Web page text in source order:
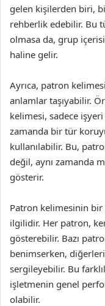
gelen kişilerden biri,
rehberlik edebilir. Bu
olmasa da, grup
haline gelir.
Ayrıca, patron
anlamlar taşıyabilir.
kelimesi, sadece
zamanda bir tür
kullanılabilir. Bu,
değil, aynı zamanda
gösterir.
Patron kelimesinin
ilgilidir. Her patron,
gösterebilir. Bazı
benimserken,
sergileyebilir. Bu
işletmenin genel
olabilir.